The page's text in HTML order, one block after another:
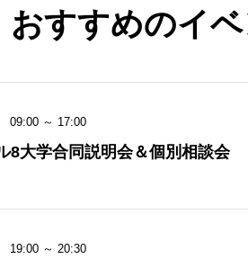
おすすめのイベ
09:00 ～ 17:00
8大学合同説明会＆個別相談会
19:00 ～ 20:30